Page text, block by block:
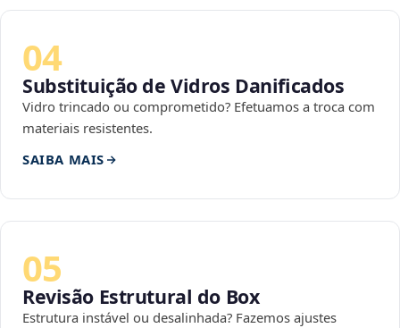
04
Substituição de Vidros Danificados
Vidro trincado ou comprometido? Efetuamos a troca com
materiais resistentes.
SAIBA MAIS
05
Revisão Estrutural do Box
Estrutura instável ou desalinhada? Fazemos ajustes